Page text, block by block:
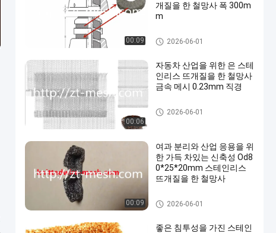
00:09
개질을 한 철망사 폭 300m
m
뜨개질을 한 철망사
2026-06-01
00:06
자동차 산업을 위한 은 스테
인리스 뜨개질을 한 철망사
금속 메시 0.23mm 직경
뜨개질을 한 철망사
2026-06-01
00:09
여과 분리와 산업 응용을 위
한 가득 차있는 신축성 Od8
0*25*20mm 스테인리스
뜨개질을 한 철망사
뜨개질을 한 철망사
2026-06-01
좋은 침투성을 가진 스테인